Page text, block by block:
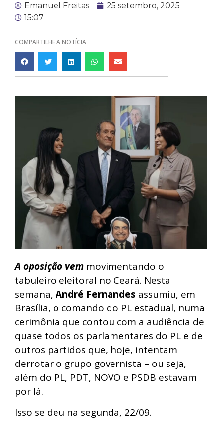
Emanuel Freitas
25 setembro, 2025
15:07
COMPARTILHE A NOTÍCIA
A oposição vem movimentando o
tabuleiro eleitoral no Ceará. Nesta
semana, André Fernandes assumiu, em
Brasília, o comando do PL estadual, numa
cerimônia que contou com a audiência de
quase todos os parlamentares do PL e de
outros partidos que, hoje, intentam
derrotar o grupo governista – ou seja,
além do PL, PDT, NOVO e PSDB estavam
por lá.
Isso se deu na segunda, 22/09.